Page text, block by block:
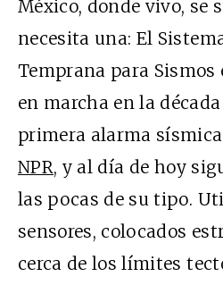
México, donde vivo, se
necesita una: El
Temprana para Sismos
en marcha en la
primera alarma
NPR, y al día de hoy
las pocas de su tipo.
sensores, colocados
cerca de los límites